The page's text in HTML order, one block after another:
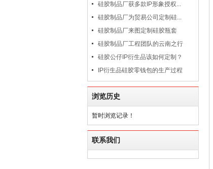
硅胶制品厂获多款IP形象授权...
硅胶制品厂为贸易公司定制硅...
硅胶制品厂来图定制硅胶瓶套
硅胶制品厂工程团队的云南之行
硅胶公仔IP衍生品该如何定制？
IP衍生品硅胶零钱包的生产过程
浏览历史
暂时浏览记录！
联系我们